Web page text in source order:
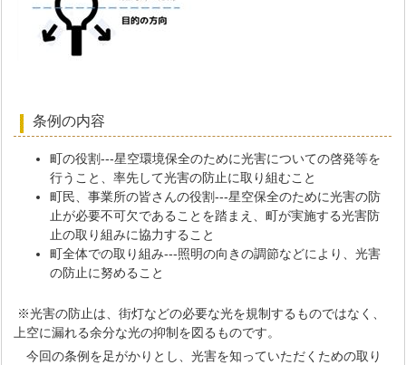
条例の内容
町の役割---星空環境保全のために光害についての啓発等を
行うこと、率先して光害の防止に取り組むこと
町民、事業所の皆さんの役割---星空保全のために光害の防
止が必要不可欠であることを踏まえ、町が実施する光害防
止の取り組みに協力すること
町全体での取り組み---照明の向きの調節などにより、光害
の防止に努めること
※光害の防止は、街灯などの必要な光を規制するものではなく、
上空に漏れる余分な光の抑制を図るものです。
今回の条例を足がかりとし、光害を知っていただくための取り